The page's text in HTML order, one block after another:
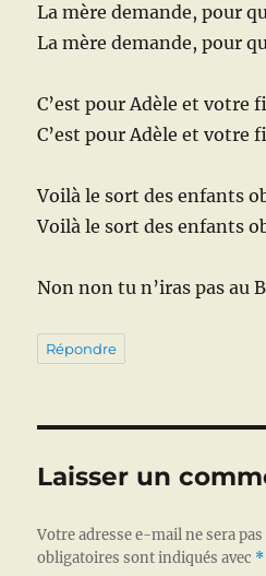
La mère demande, pour
La mère demande, pour
C’est pour Adèle et votre
C’est pour Adèle et votre
Voilà le sort des enfants
Voilà le sort des enfants
Non non tu n’iras pas au
Répondre
Laisser un
Votre adresse e-mail ne sera pas
obligatoires sont indiqués avec *